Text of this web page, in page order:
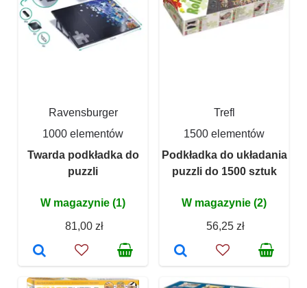
Ravensburger
1000 elementów
Twarda podkładka do
puzzli
W magazynie (1)
81,00 zł
Trefl
1500 elementów
Podkładka do układania
puzzli do 1500 sztuk
W magazynie (2)
56,25 zł